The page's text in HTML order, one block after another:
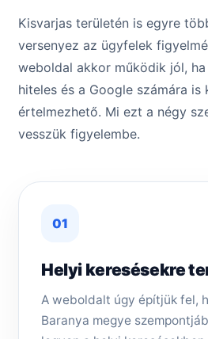
Kisvarjas területén is egyre
versenyez az ügyfelek
weboldal akkor működik jól,
hiteles és a Google számára is
értelmezhető. Mi ezt a négy
vesszük figyelembe.
01
Helyi keresésekre
A weboldalt úgy építjük fel,
Baranya megye